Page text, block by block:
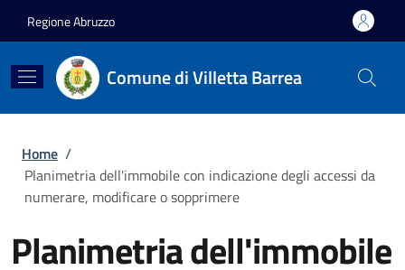
Regione Abruzzo
Comune di Villetta Barrea
Briciole di pane
Home /
Planimetria dell'immobile con indicazione degli accessi da
numerare, modificare o sopprimere
Planimetria dell'immobile